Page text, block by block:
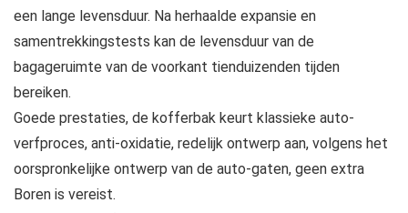
een lange levensduur. Na herhaalde expansie en
samentrekkingstests kan de levensduur van de
bagageruimte van de voorkant tienduizenden tijden
bereiken.
Goede prestaties, de kofferbak keurt klassieke auto-
verfproces, anti-oxidatie, redelijk ontwerp aan, volgens het
oorspronkelijke ontwerp van de auto-gaten, geen extra
Boren is vereist.